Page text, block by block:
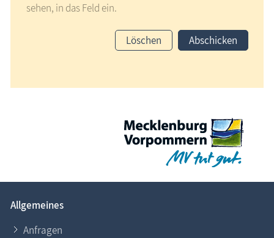
sehen, in das Feld ein.
Löschen Abschicken
Allgemeines
Anfragen